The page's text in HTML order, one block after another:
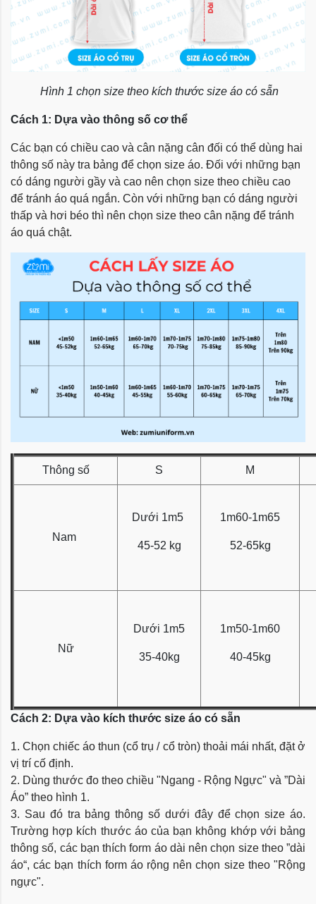
Hình 1 chọn size theo kích thước size áo có sẵn
Cách 1: Dựa vào thông số cơ thể
Các bạn có chiều cao và cân nặng cân đối có thể dùng hai
thông số này tra bảng để chọn size áo. Đối với những bạn
có dáng người gầy và cao nên chọn size theo chiều cao
để tránh áo quá ngắn. Còn với những bạn có dáng người
thấp và hơi béo thì nên chọn size theo cân nặng để tránh
áo quá chật.
Thông số S M
Nam
Dưới 1m5
45-52 kg
1m60-1m65
52-65kg
Nữ
Dưới 1m5
35-40kg
1m50-1m60
40-45kg
Cách 2: Dựa vào kích thước size áo có sẵn
1. Chọn chiếc áo thun (cổ trụ / cổ tròn) thoải mái nhất, đặt ở
vị trí cố định.
2. Dùng thước đo theo chiều "Ngang - Rộng Ngực" và ”Dài
Áo” theo hình 1.
3. Sau đó tra bảng thông số dưới đây để chọn size áo.
Trường hợp kích thước áo của bạn không khớp với bảng
thông số, các bạn thích form áo dài nên chọn size theo ”dài
áo“, các bạn thích form áo rộng nên chọn size theo "Rộng
ngực".